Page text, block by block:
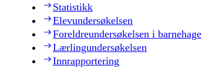
Statistikk
Elevundersøkelsen
Foreldreundersøkelsen i barnehage
Lærlingundersøkelsen
Innrapportering